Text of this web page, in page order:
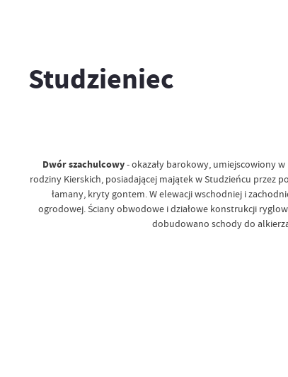
Studzieniec
Dwór szachulcowy- okazały barokowy, umiejscowiony
rodziny Kierskich, posiadającej majątek w Studzieńcu przez
łamany, kryty gontem. W elewacji wschodniej i
ogrodowej. Ściany obwodowe i działowe konstrukcji
dobudowano schody do